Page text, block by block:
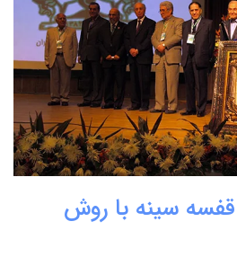
سینه با روش